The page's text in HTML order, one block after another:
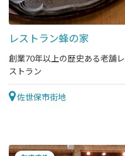
レストラン蜂の家
創業70年以上の歴史ある老舗レ
ストラン
佐世保市街地